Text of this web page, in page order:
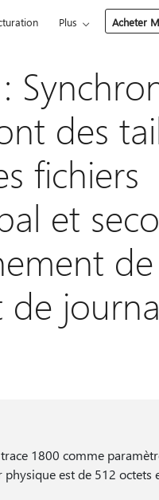
Plus Acheter
des
fichiers
et
de
1800 comme
est de 512 octets